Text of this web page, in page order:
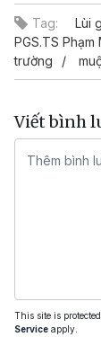
Tag: Lùi
PGS.TS Phạm
trường
Viết bình
This site is
Service apply.